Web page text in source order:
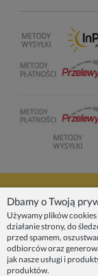
INFORMACJE
ZAINSPIRUJ SIĘ!
Dbamy o Twoją
Używamy plików
działanie strony, do
przed spamem,
odbiorców oraz
jak nasze usługi i
produktów.